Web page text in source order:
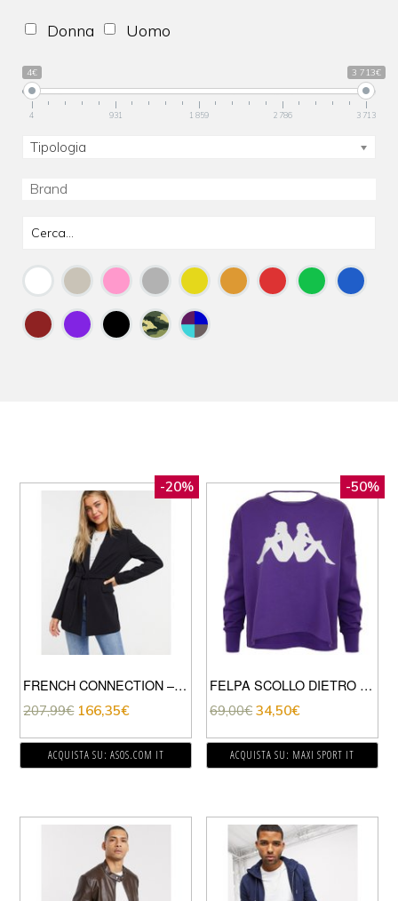
Donna Uomo
4€ 3 713€
4 931 1 859 2 786 3 713
Tipologia
-20%
FRENCH CONNECTION – GIACCA ELEGANTE NERO
207,99€ 166,35€
ACQUISTA SU: ASOS.COM IT
-50%
FELPA SCOLLO DIETRO AUTHENTIC BAMAZY DONNA
69,00€ 34,50€
ACQUISTA SU: MAXI SPORT IT